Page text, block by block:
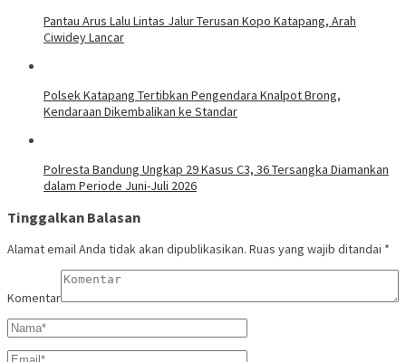
Pantau Arus Lalu Lintas Jalur Terusan Kopo Katapang, Arah
Ciwidey Lancar
Polsek Katapang Tertibkan Pengendara Knalpot Brong,
Kendaraan Dikembalikan ke Standar
Polresta Bandung Ungkap 29 Kasus C3, 36 Tersangka Diamankan
dalam Periode Juni-Juli 2026
Tinggalkan Balasan
Alamat email Anda tidak akan dipublikasikan. Ruas yang wajib ditandai *
Komentar